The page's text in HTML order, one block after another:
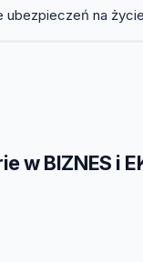
na
w BIZNES i